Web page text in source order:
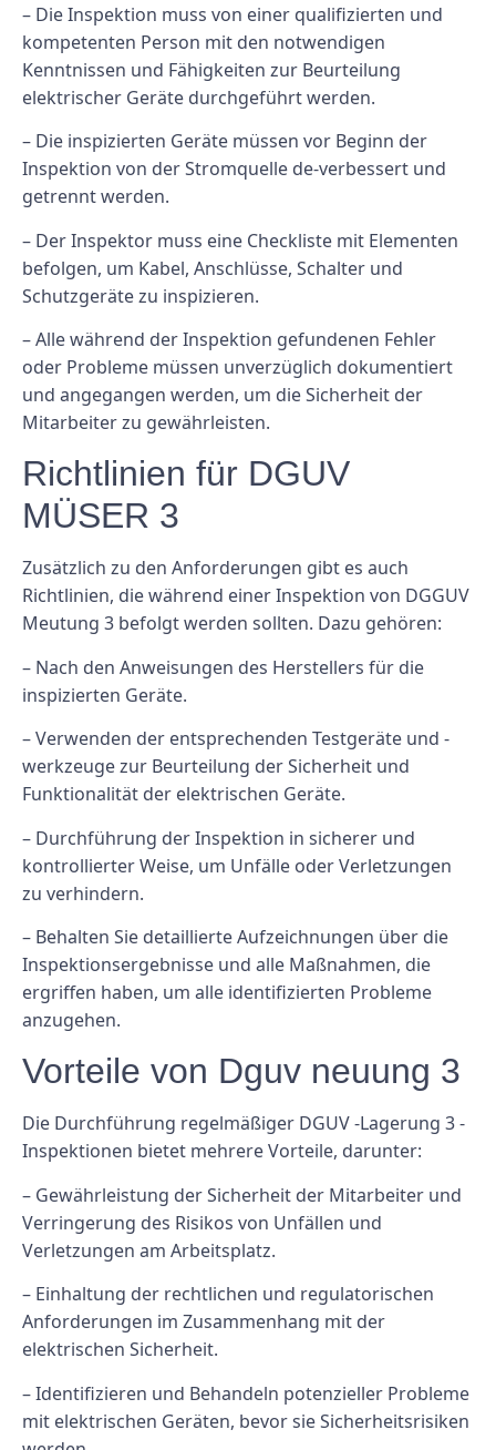
– Die Inspektion muss von einer qualifizierten und
kompetenten Person mit den notwendigen
Kenntnissen und Fähigkeiten zur Beurteilung
elektrischer Geräte durchgeführt werden.
– Die inspizierten Geräte müssen vor Beginn der
Inspektion von der Stromquelle de-verbessert und
getrennt werden.
– Der Inspektor muss eine Checkliste mit Elementen
befolgen, um Kabel, Anschlüsse, Schalter und
Schutzgeräte zu inspizieren.
– Alle während der Inspektion gefundenen Fehler
oder Probleme müssen unverzüglich dokumentiert
und angegangen werden, um die Sicherheit der
Mitarbeiter zu gewährleisten.
Richtlinien für DGUV
MÜSER 3
Zusätzlich zu den Anforderungen gibt es auch
Richtlinien, die während einer Inspektion von DGGUV
Meutung 3 befolgt werden sollten. Dazu gehören:
– Nach den Anweisungen des Herstellers für die
inspizierten Geräte.
– Verwenden der entsprechenden Testgeräte und -
werkzeuge zur Beurteilung der Sicherheit und
Funktionalität der elektrischen Geräte.
– Durchführung der Inspektion in sicherer und
kontrollierter Weise, um Unfälle oder Verletzungen
zu verhindern.
– Behalten Sie detaillierte Aufzeichnungen über die
Inspektionsergebnisse und alle Maßnahmen, die
ergriffen haben, um alle identifizierten Probleme
anzugehen.
Vorteile von Dguv neuung 3
Die Durchführung regelmäßiger DGUV -Lagerung 3 -
Inspektionen bietet mehrere Vorteile, darunter:
– Gewährleistung der Sicherheit der Mitarbeiter und
Verringerung des Risikos von Unfällen und
Verletzungen am Arbeitsplatz.
– Einhaltung der rechtlichen und regulatorischen
Anforderungen im Zusammenhang mit der
elektrischen Sicherheit.
– Identifizieren und Behandeln potenzieller Probleme
mit elektrischen Geräten, bevor sie Sicherheitsrisiken